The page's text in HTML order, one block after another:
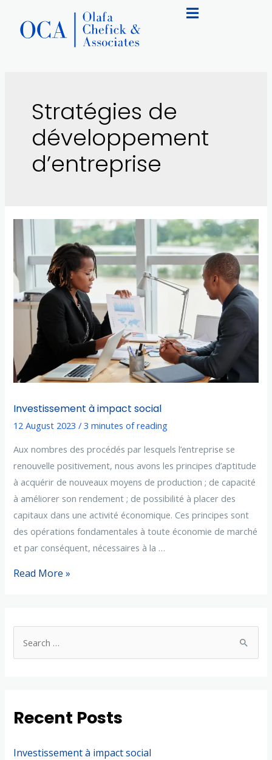
Recent Posts
Investissement à impact social
Stratégies de
développement
d’entreprise
Investissement à impact social
12 August 2023/3 minutes of reading
Aux nombres des procédés par lesquels l’entreprise se
renouvelle positivement, nous avons les principes d’aptitude
à acquérir de nouveaux moyens de production ; de capacité
à améliorer son rendement ; de possibilité à placer des
capitaux dans une activité économique. Ces principes sont
des opérations fondamentales à toute économie de marché
et par conséquent, nécessaires à la …
Read More »